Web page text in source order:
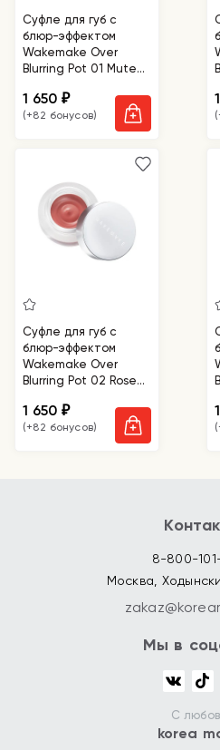
Суфле для губ с
блюр-эффектом
Wakemake Over
Blurring Pot 01 Muted
1 650₽
(+82 бонусов)
Суфле для губ с
блюр-эффектом
Wakemake Over
Blurring Pot 02 Rose
1 650₽
(+82 бонусов)
8-800-
Москва,
Мы в
С
korea